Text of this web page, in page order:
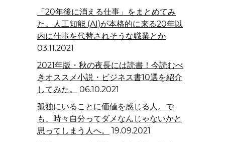
「20年後に消える仕事」をまとめてみ
た。人工知能 (AI)が本格的に来る20年以
内に仕事を代替されそうな職業とか
03.11.2021
2021年版・秋の夜長には読書！今読むべ
きオススメ小説・ビジネス書10選を紹介
してみた。
06.10.2021
孤独にいることに価値を感じる人。で
も、時々自分ってダメなんじゃないかと
思ってしまう人へ。
19.09.2021